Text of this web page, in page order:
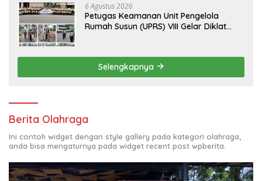
6 Agustus 2026
Petugas Keamanan Unit Pengelola
Rumah Susun (UPRS) VIII Gelar Diklat
Bhabinkamtibmas Polda Metro Jaya*
Selengkapnya
Berita Olahraga
Ini contoh widget dengan style gallery pada kategori olahraga,
anda bisa mengaturnya pada widget recent post wpberita.